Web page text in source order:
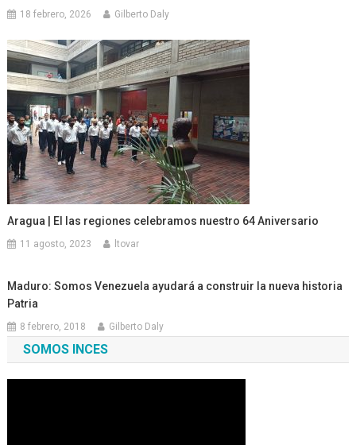
18 febrero, 2026 Gilberto Daly
Aragua | El las regiones celebramos nuestro 64 Aniversario
11 agosto, 2023 ltovar
Maduro: Somos Venezuela ayudará a construir la nueva historia
Patria
8 febrero, 2018 Gilberto Daly
SOMOS INCES